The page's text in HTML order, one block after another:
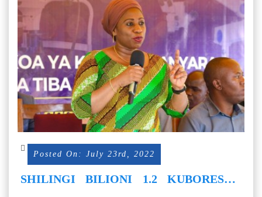
Posted On: July 23rd, 2022
SHILINGI BILIONI 1.2 KUBORESHA